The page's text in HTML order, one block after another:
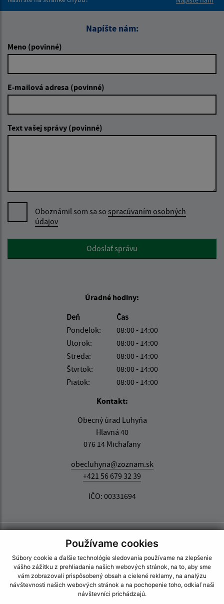
Používame cookies
Súbory cookie a ďalšie technológie sledovania používame na zlepšenie
vášho zážitku z prehliadania našich webových stránok, na to, aby sme
vám zobrazovali prispôsobený obsah a cielené reklamy, na analýzu
návštevnosti našich webových stránok a na pochopenie toho, odkiaľ naši
návštevníci prichádzajú.
Napíšte nám:
Meno (povinné)
E-mailová adresa (povinné)
Text vašej správy (povinné)
Oboznámil som sa so spracúvaním osobných
údajov
Google reCaptcha ResponseOdoslať správu
Úradné hodiny:
Deň
Čas
Pondelok:
08:00 - 14:00
Utorok:
08:00 - 14:00
Streda:
08:00 - 14:00
Štvrtok:
08:00 - 14:00
Piatok:
08:00 - 14:00
Kontakt:
Obecný úrad Luhyňa
Hlavná 40
076 14 Michaľany
obecluhyna@zoznam.sk
+421 56 679 32 39
IČO: 00331694